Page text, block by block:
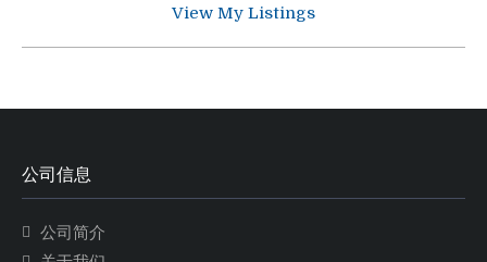
View My Listings
公司信息
公司简介